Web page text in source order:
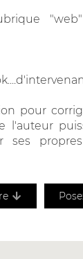
pour
l'auteur
ses